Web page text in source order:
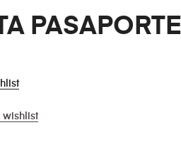
PASAPORTE
wishlist